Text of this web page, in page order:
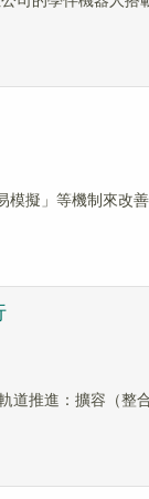
擬」等機制來改
道推進：擴容（整